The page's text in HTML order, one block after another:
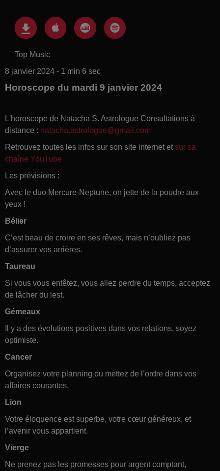
Top Music
8 janvier 2024 - 1 min 6 sec
Horoscope du mardi 9 janvier 2024
L'horoscope de Natacha S. Astrologue Consultations à
distance : natacha.astrologue@gmail.com
Retrouvez toutes les infos sur son site internet et sur sa
chaîne YouTube
Les prévisions :
Avec le duo Mercure-Neptune, on jette de la poudre aux
yeux !
Bélier
C’est beau de croire en ses rêves, mais n’oubliez pas
d’assurer vos arrières.
Taureau
Si vous vous entêtez, vous allez perdre du temps, acceptez
de lâcher du lest.
Gémeaux
Il y a des évolutions positives dans vos relations, soyez
optimiste.
Cancer
Organisez votre planning ou mettez de l’ordre dans vos
affaires courantes.
Lion
Votre éloquence est superbe, votre cœur généreux, et
l’avenir vous appartient.
Vierge
Ne prenez pas les promesses pour argent comptant,